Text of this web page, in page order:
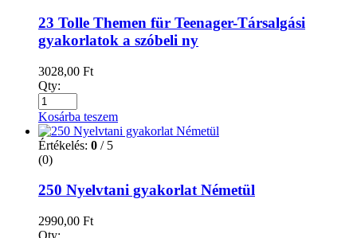
23 Tolle Themen für Teenager-Társalgási
gyakorlatok a szóbeli ny
3028,00 Ft
Qty:
Kosárba teszem
Értékelés: 0 / 5
(0)
250 Nyelvtani gyakorlat Németül
2990,00 Ft